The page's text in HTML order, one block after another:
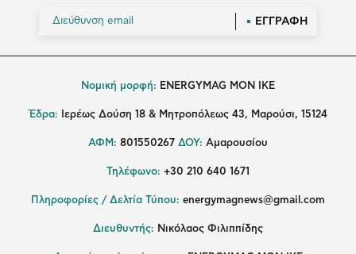
ΕΓΓΡΑΦΗ
Νομική μορφή: ENERGYMAG MON IKE
Έδρα: Ιερέως Δούση 18 & Μητροπόλεως 43, Μαρούσι, 15124
ΑΦΜ: 801550267 ΔΟΥ: Αμαρουσίου
Τηλέφωνο: +30 210 640 1671
Πληροφορίες / Δελτία Τύπου: energymagnews@gmail.com
Διευθυντής: Νικόλαος Φιλιππίδης